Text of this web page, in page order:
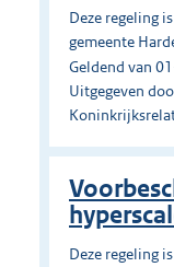
Deze regeling
gemeente
Geldend van
Uitgegeven
Deze regeling